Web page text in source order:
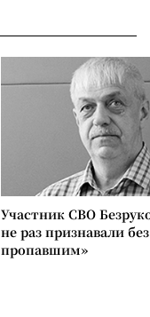
Участник СВО
не раз признавали
пропавшим»